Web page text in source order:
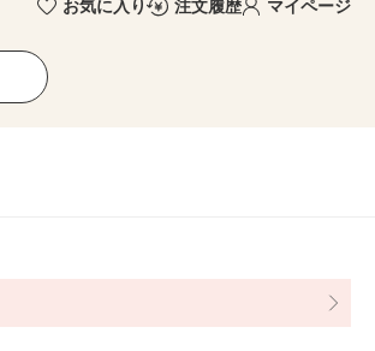
お気に入り 注文履歴 マイページ